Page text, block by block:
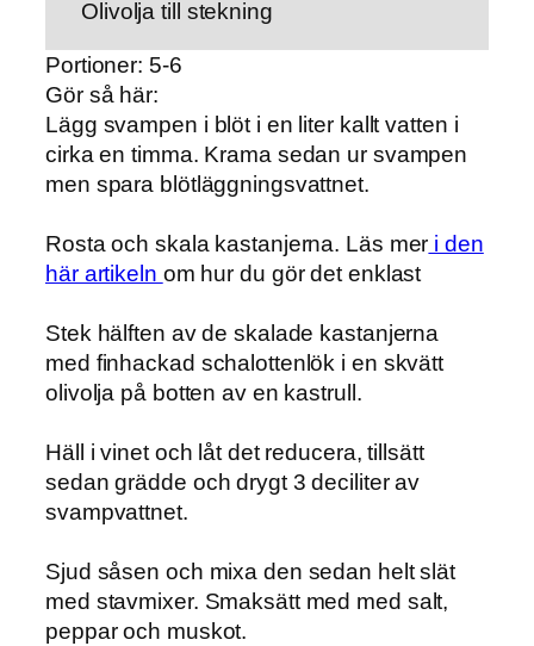
Olivolja till stekning
Portioner: 5-6
Gör så här:
Lägg svampen i blöt i en liter kallt vatten i
cirka en timma. Krama sedan ur svampen
men spara blötläggningsvattnet.
Rosta och skala kastanjerna. Läs mer i den
här artikeln om hur du gör det enklast
Stek hälften av de skalade kastanjerna
med finhackad schalottenlök i en skvätt
olivolja på botten av en kastrull.
Häll i vinet och låt det reducera, tillsätt
sedan grädde och drygt 3 deciliter av
svampvattnet.
Sjud såsen och mixa den sedan helt slät
med stavmixer. Smaksätt med med salt,
peppar och muskot.